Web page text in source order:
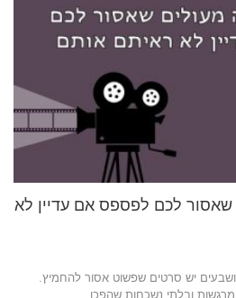
שאסור לכם לפספס אם עדיין לא
יש סרטים שפשוט אסור להחמיץ.
ובלתי נשכחות שהפכו…